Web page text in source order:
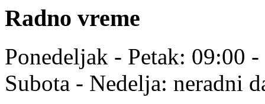
Radno vreme
Ponedeljak - Petak: 09:00
Subota - Nedelja: neradni